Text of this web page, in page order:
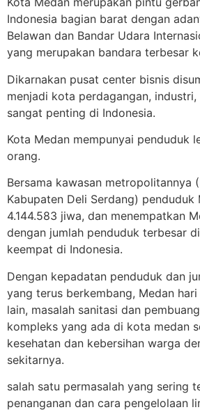
Indonesia bagian barat dengan
Belawan dan Bandar Udara
yang merupakan bandara terbesar
Dikarnakan pusat center bisnis
menjadi kota perdagangan,
sangat penting di Indonesia.
Kota Medan mempunyai penduduk
orang.
Bersama kawasan metropolitannya
Kabupaten Deli Serdang) penduduk
4.144.583 jiwa, dan menempatkan
dengan jumlah penduduk terbesar
keempat di Indonesia.
Dengan kepadatan penduduk dan
yang terus berkembang, Medan
lain, masalah sanitasi dan
kompleks yang ada di kota medan
kesehatan dan kebersihan warga
sekitarnya.
salah satu permasalah yang sering
penanganan dan cara pengelolaan